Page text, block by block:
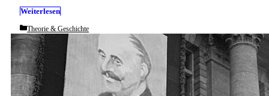
Weiterlesen
Categories
Theorie & Geschichte